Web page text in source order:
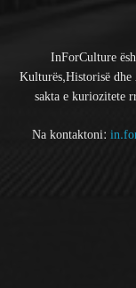
InForCulture
Kulturës,Historisë
sakta e kuriozitete
Na kontaktoni: